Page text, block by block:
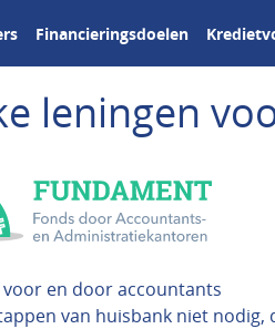
Financieringsdoelen
leningen
voor en door accountants
van huisbank niet nodig,